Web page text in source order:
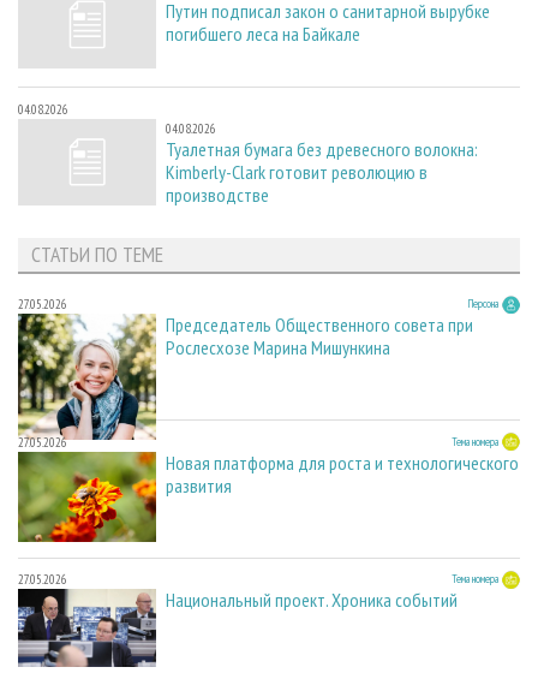
Путин подписал закон о санитарной вырубке
погибшего леса на Байкале
04.08.2026
04.08.2026
Туалетная бумага без древесного волокна:
Kimberly-Clark готовит революцию в
производстве
СТАТЬИ ПО ТЕМЕ
27.05.2026 Персона
Председатель Общественного совета при
Рослесхозе Марина Мишункина
27.05.2026 Тема номера
Новая платформа для роста и технологического
развития
27.05.2026 Тема номера
Национальный проект. Хроника событий